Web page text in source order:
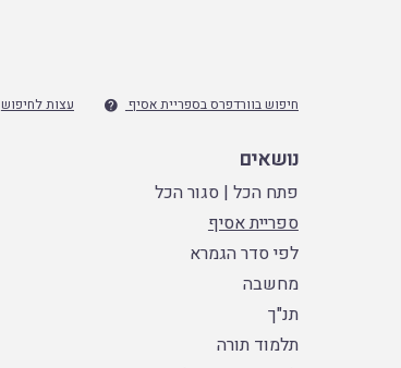
חיפוש בוורדפרס בספריית אסיף  עצות לחיפוש
נושאים
פתח הכל |סגור הכל
ספריית אסיף
לפי סדר הגמרא
מחשבה
תנ"ך
תלמוד תורה